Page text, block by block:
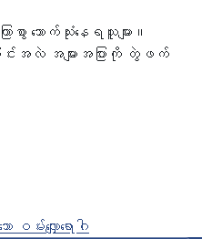
ာ သောက်သုံးနေရသူများ။
င်းအလဲ အများအပြားကို တွဲဖက်
မ်းလျှောရောဂါ